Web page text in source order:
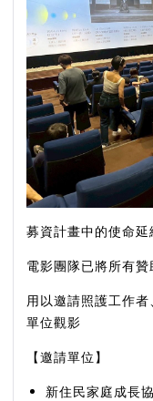
募資計畫中的使命延
電影團隊已將所有
用以邀請照護工作
單位觀影
【邀請單位】
新住民家庭成長